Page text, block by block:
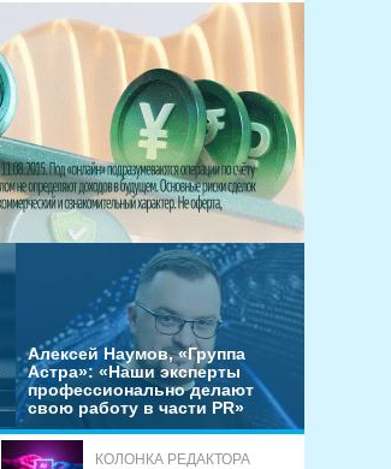
Алексей Наумов, «Группа
Астра»: «Наши эксперты
профессионально делают
свою работу в части PR»
КОЛОНКА РЕДАКТОРА